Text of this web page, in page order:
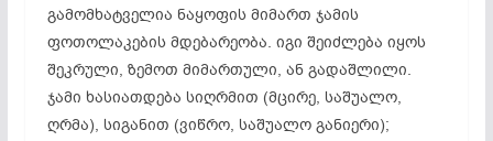
გამომხატველია ნაყოფის მიმართ ჯამის
ფოთოლაკების მდებარეობა. იგი შეიძლება იყოს
შეკრული, ზემოთ მიმართული, ან გადაშლილი.
ჯამი ხასიათდება სიღრმით (მცირე, საშუალო,
ღრმა), სიგანით (ვიწრო, საშუალო განიერი);